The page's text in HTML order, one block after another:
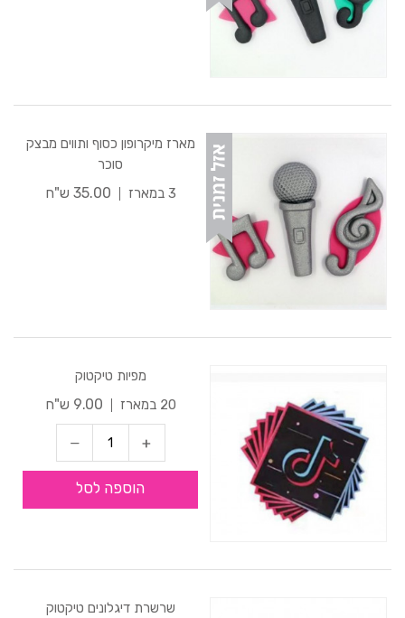
מארז מיקרופון כסוף ותווים מבצק
סוכר
3 במארז
35.00 ש"ח
מפיות טיקטוק
20 במארז
9.00 ש"ח
הוספה לסל
שרשרת דיגלונים טיקטוק